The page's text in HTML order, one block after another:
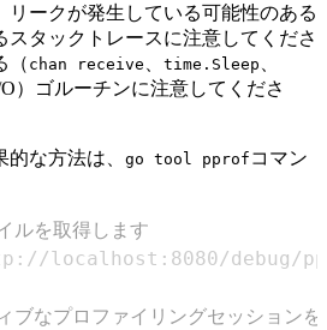
リークが発生している可能性のある
スタックトレースに注意してくださ
（ chan receive time.Sleep
O）ゴルーチンに注意してくださ
な方法は、 go tool pprof コマン
ルを取得します
ブなプロファイリングセッション